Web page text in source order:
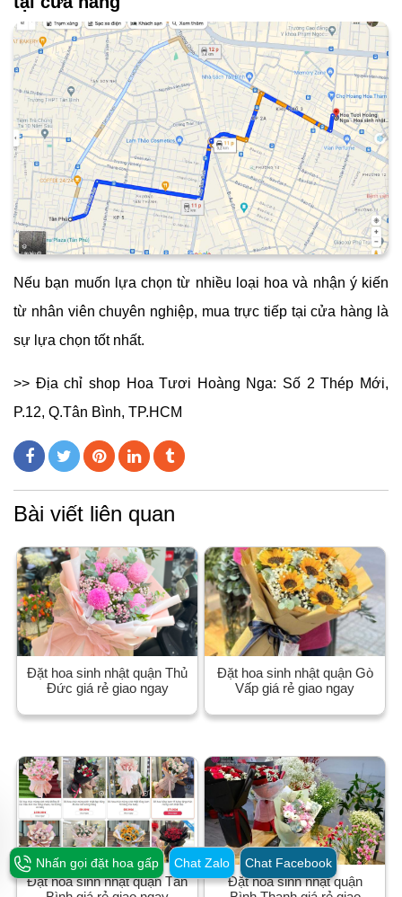
>> Shop Hoa Tươi Hoàng Nga miễn phí giao hoa nội
thành TP.HCM cho đơn hàng từ 350k trở lên.
Mua hoa sinh nhật quận Tân Phú qua mạng
xã hội
Một số cửa hàng hoa sinh nhật có thể mở cửa hàng trực
tuyến trên mạng xã hội, tiện lợi cho việc mua sắm và
tương tác với khách hàng.
>>Tham khảo những mẫu hoa sinh nhật đẹp với giá cả
hợp lý tại Shop Hoa tươi Hoàng Nga
tại cửa hàng
Nếu bạn muốn lựa chọn từ nhiều loại hoa và nhận ý kiến
từ nhân viên chuyên nghiệp, mua trực tiếp tại cửa hàng là
sự lựa chọn tốt nhất.
>> Địa chỉ shop Hoa Tươi Hoàng Nga: Số 2 Thép Mới,
P.12, Q.Tân Bình, TP.HCM
Bài viết liên quan
Nhấn gọi đặt hoa gấp Chat Zalo Chat Facebook